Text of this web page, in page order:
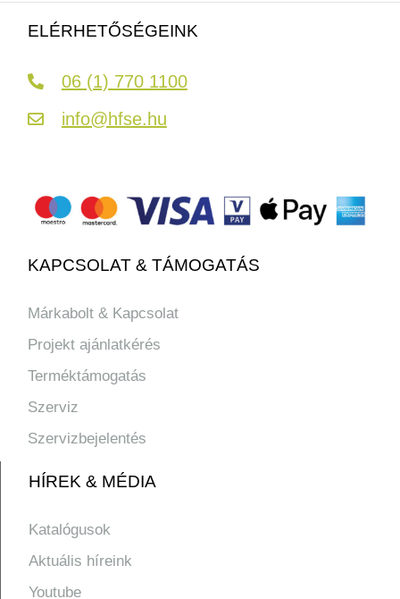
ELÉRHETŐSÉGEINK
06 (1) 770 1100
info@hfse.hu
KAPCSOLAT & TÁMOGATÁS
Márkabolt & Kapcsolat
Projekt ajánlatkérés
Terméktámogatás
Szerviz
Szervizbejelentés
HÍREK & MÉDIA
Katalógusok
Aktuális híreink
Youtube